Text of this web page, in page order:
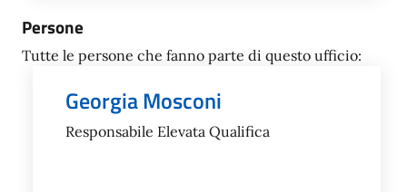
Persone
Tutte le persone che fanno parte di questo ufficio:
Georgia Mosconi
Responsabile Elevata Qualifica